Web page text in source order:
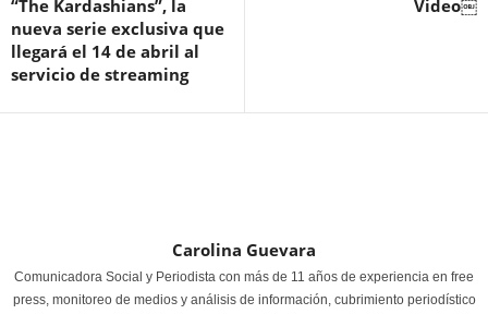
“The Kardashians”, la
nueva serie exclusiva que
llegará el 14 de abril al
servicio de streaming
Video￼
Carolina Guevara
Comunicadora Social y Periodista con más de 11 años de experiencia en free
press, monitoreo de medios y análisis de información, cubrimiento periodístico